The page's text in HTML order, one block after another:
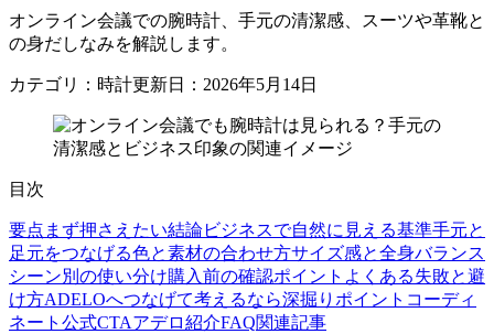
オンライン会議での腕時計、手元の清潔感、スーツや革靴と
の身だしなみを解説します。
カテゴリ：時計更新日：2026年5月14日
目次
要点 まず押さえたい結論ビジネスで自然に見える基準手元と
足元をつなげる色と素材の合わせ方サイズ感と全身バランス
シーン別の使い分け購入前の確認ポイント よくある失敗と避
け方ADELOへつなげて考えるなら深掘りポイント コーディ
ネート 公式CTAアデロ紹介FAQ関連記事